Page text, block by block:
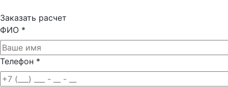
Заказать расчет
ФИО *
Телефон *